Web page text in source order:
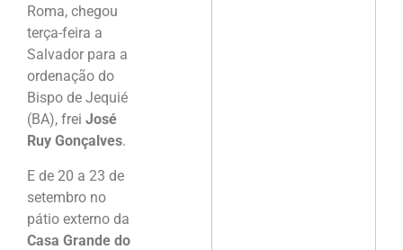
Roma, chegou
terça-feira a
Salvador para a
ordenação do
Bispo de Jequié
(BA), frei José
Ruy Gonçalves.
E de 20 a 23 de
setembro no
pátio externo da
Casa Grande do